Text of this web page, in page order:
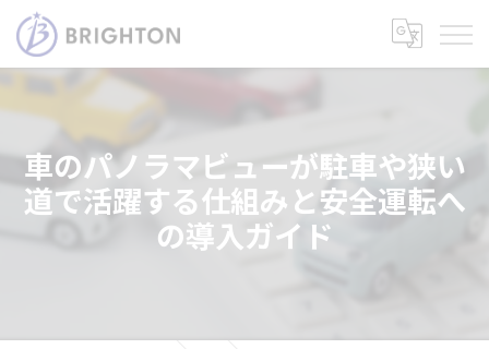
車のパノラマビューが駐車や狭い
道で活躍する仕組みと安全運転へ
の導入ガイド